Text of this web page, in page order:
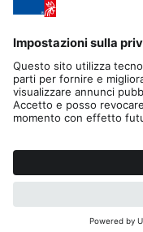
Editoria Privacy